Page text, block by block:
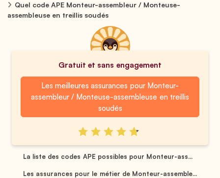
Quel code APE Monteur-assembleur / Monteuse-
assembleuse en treillis soudés
Gratuit et sans engagement
Les meilleures assurances pour Monteur-
assembleur / Monteuse-assembleuse en treillis
soudés
La liste des codes APE possibles pour Monteur-ass...
Les assurances pour le métier de Monteur-assemble...